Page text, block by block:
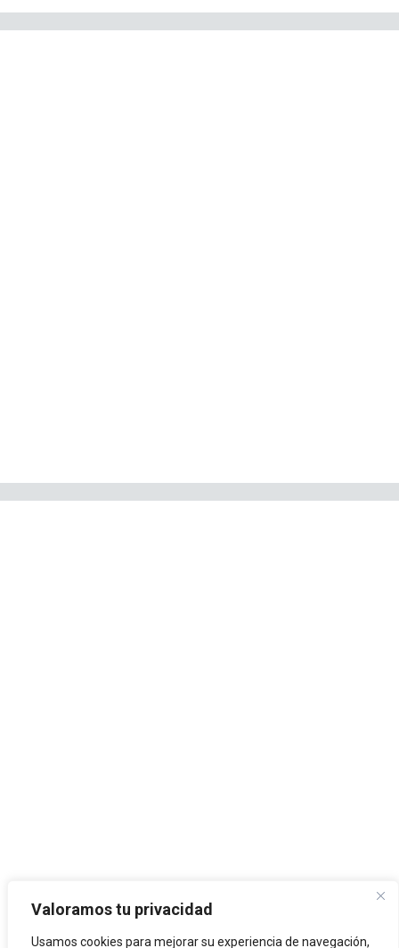
Valoramos tu privacidad
Usamos cookies para mejorar su experiencia de navegación,